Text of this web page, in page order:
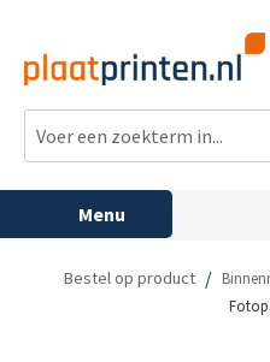
Menu
Bestel op product /